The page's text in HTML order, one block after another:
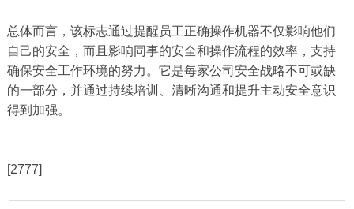
总体而言，该标志通过提醒员工正确操作机器不仅影响他们
自己的安全，而且影响同事的安全和操作流程的效率，支持
确保安全工作环境的努力。它是每家公司安全战略不可或缺
的一部分，并通过持续培训、清晰沟通和提升主动安全意识
得到加强。
[2777]